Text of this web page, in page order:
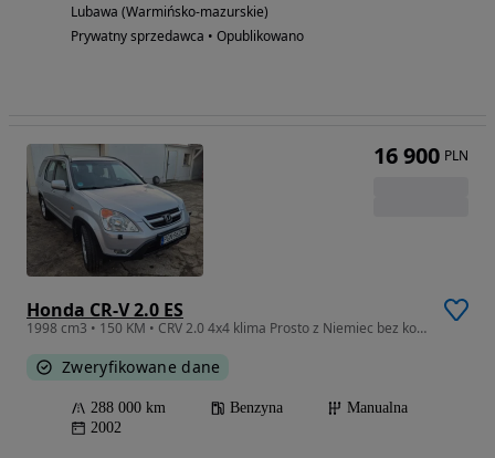
Lubawa (Warmińsko-mazurskie)
Prywatny sprzedawca • Opublikowano
Honda CR-V 2.0 ES
1998 cm3 • 150 KM • CRV 2.0 4x4 klima Prosto z Niemiec bez korozji, dowóz w cenie
Zweryfikowane dane
288 000 km Benzyna
Manualna
2002
16 900 PLN